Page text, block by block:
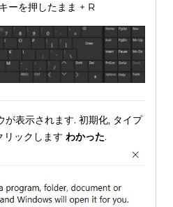
ーを押したまま + R
が表示されます. 初期化, タイプ
リックしますわかった.